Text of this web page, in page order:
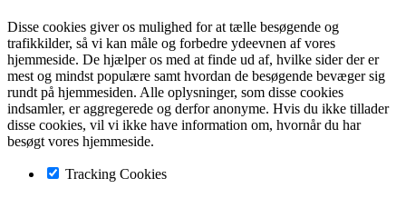
Disse cookies giver os mulighed for at tælle besøgende og
trafikkilder, så vi kan måle og forbedre ydeevnen af vores
hjemmeside. De hjælper os med at finde ud af, hvilke sider der er
mest og mindst populære samt hvordan de besøgende bevæger sig
rundt på hjemmesiden. Alle oplysninger, som disse cookies
indsamler, er aggregerede og derfor anonyme. Hvis du ikke tillader
disse cookies, vil vi ikke have information om, hvornår du har
besøgt vores hjemmeside.
Tracking Cookies